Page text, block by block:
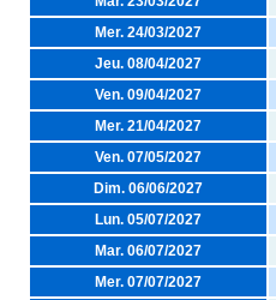
Mer. 24/03/2027
Jeu. 08/04/2027
Ven. 09/04/2027
Mer. 21/04/2027
Ven. 07/05/2027
Dim. 06/06/2027
Lun. 05/07/2027
Mar. 06/07/2027
Mer. 07/07/2027